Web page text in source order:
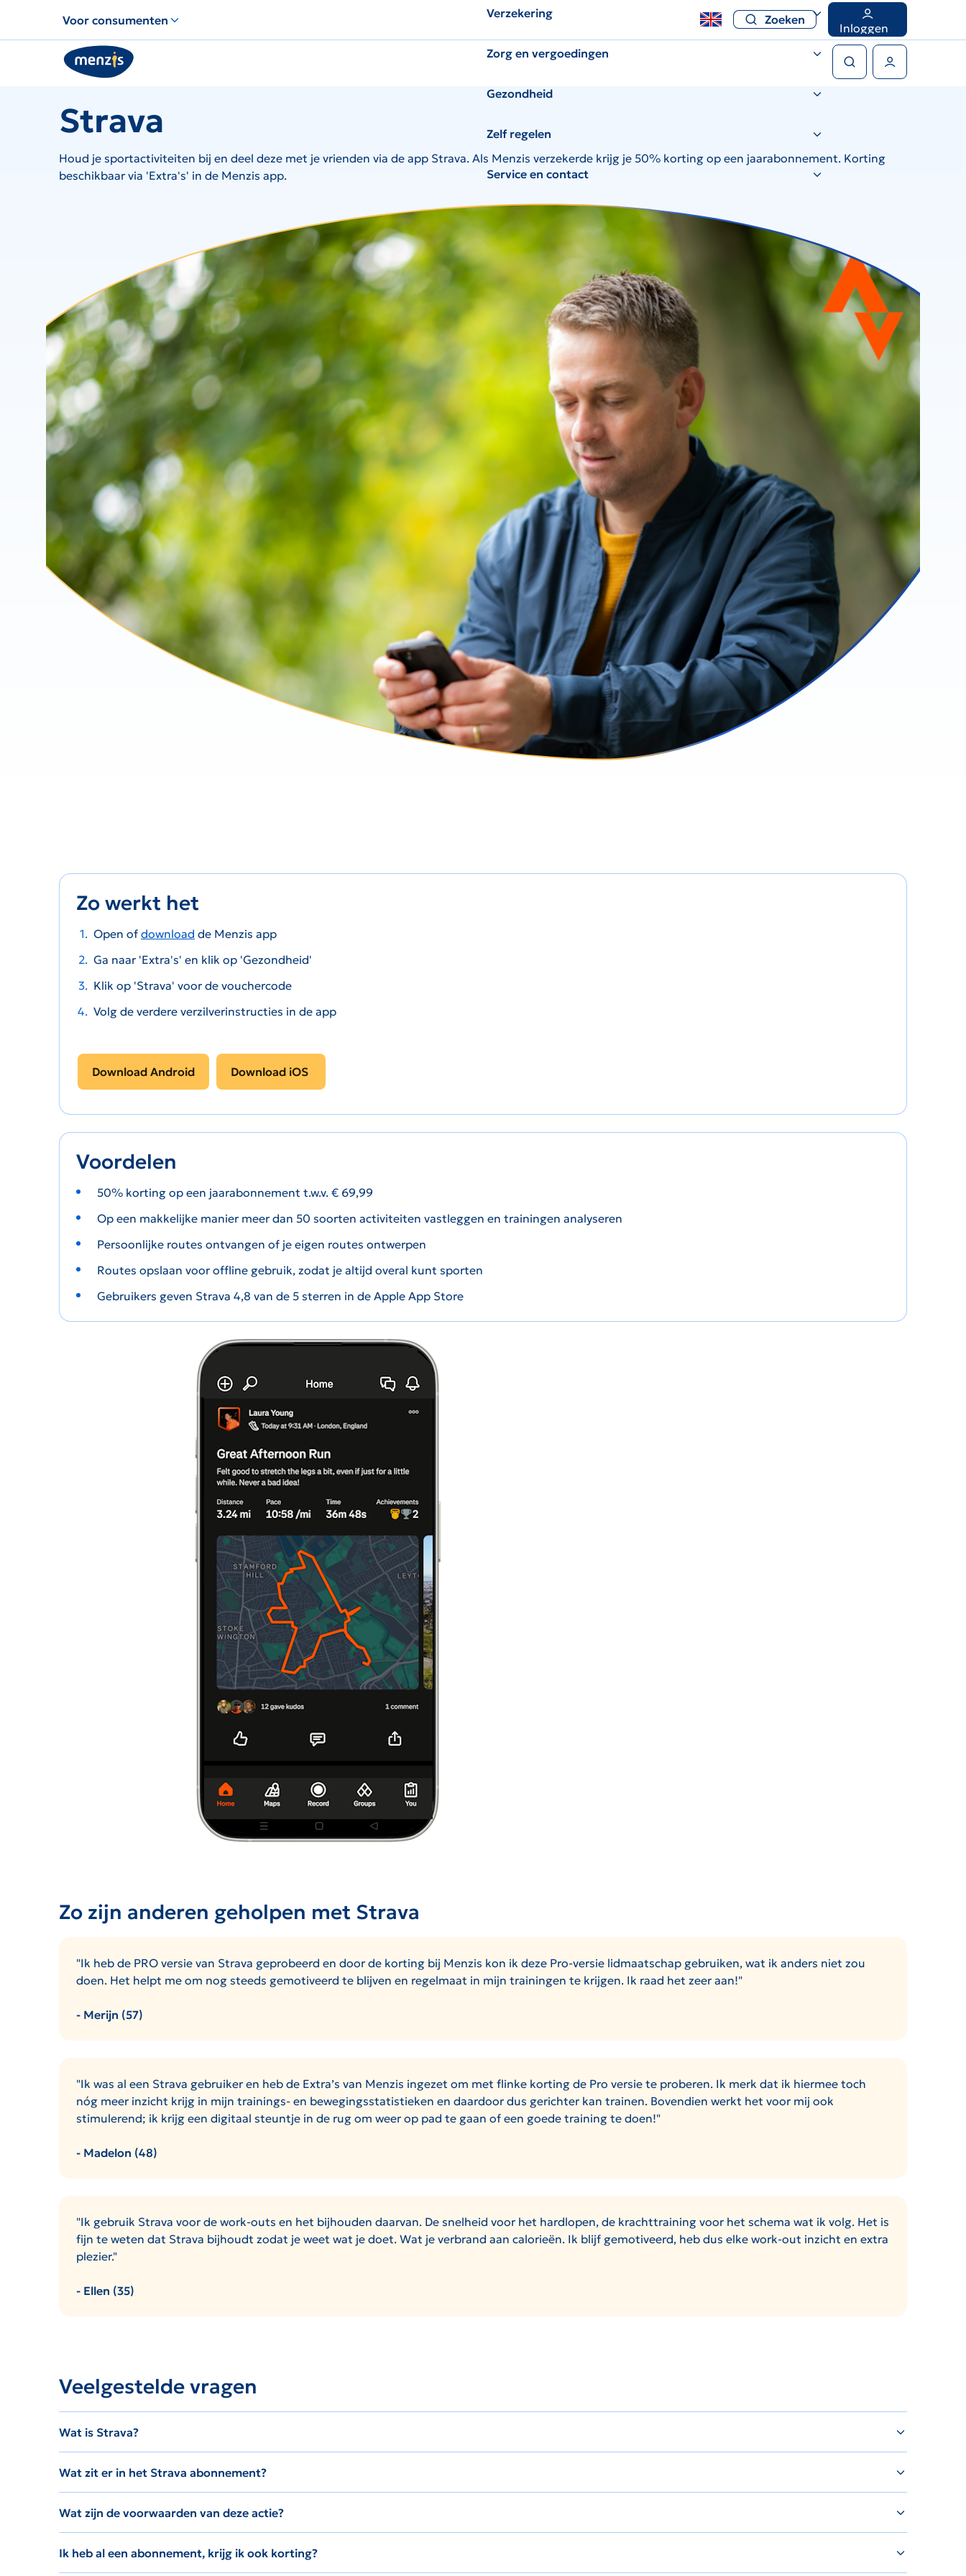
voor
snelle
navigatie
Voor consumenten Zoeken
Inloggen
Verzekering
Zorg en vergoedingen
Gezondheid
Zelf regelen
Service en contact
Strava
Houd je sportactiviteiten bij en deel deze met je vrienden via de app Strava. Als Menzis verzekerde krijg je 50% korting op een jaarabonnement. Korting
beschikbaar via 'Extra's' in de Menzis app.
Zo werkt het
Open of download de Menzis app
Ga naar 'Extra's' en klik op 'Gezondheid'
Klik op 'Strava' voor de vouchercode
Volg de verdere verzilverinstructies in de app
Download Android Download iOS
Voordelen
50% korting op een jaarabonnement t.w.v. € 69,99
Op een makkelijke manier meer dan 50 soorten activiteiten vastleggen en trainingen analyseren
Persoonlijke routes ontvangen of je eigen routes ontwerpen
Routes opslaan voor offline gebruik, zodat je altijd overal kunt sporten
Gebruikers geven Strava 4,8 van de 5 sterren in de Apple App Store
Zo zijn anderen geholpen met Strava
"Ik heb de PRO versie van Strava geprobeerd en door de korting bij Menzis kon ik deze Pro-versie lidmaatschap gebruiken, wat ik anders niet zou
doen. Het helpt me om nog steeds gemotiveerd te blijven en regelmaat in mijn trainingen te krijgen. Ik raad het zeer aan!"
- Merijn (57)
"Ik was al een Strava gebruiker en heb de Extra’s van Menzis ingezet om met flinke korting de Pro versie te proberen. Ik merk dat ik hiermee toch
nóg meer inzicht krijg in mijn trainings- en bewegingsstatistieken en daardoor dus gerichter kan trainen. Bovendien werkt het voor mij ook
stimulerend; ik krijg een digitaal steuntje in de rug om weer op pad te gaan of een goede training te doen!"
- Madelon (48)
"Ik gebruik Strava voor de work-outs en het bijhouden daarvan. De snelheid voor het hardlopen, de krachttraining voor het schema wat ik volg. Het is
fijn te weten dat Strava bijhoudt zodat je weet wat je doet. Wat je verbrand aan calorieën. Ik blijf gemotiveerd, heb dus elke work-out inzicht en extra
plezier."
- Ellen (35)
Veelgestelde vragen
Wat is Strava?
Wat zit er in het Strava abonnement?
Wat zijn de voorwaarden van deze actie?
Ik heb al een abonnement, krijg ik ook korting?